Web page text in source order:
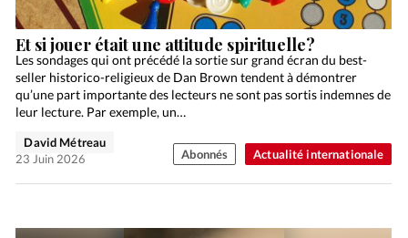
Actualité internationale
Et si jouer était une attitude spirituelle?
Les sondages qui ont précédé la sortie sur grand écran du best-
seller historico-religieux de Dan Brown tendent à démontrer
qu’une part importante des lecteurs ne sont pas sortis indemnes de
leur lecture. Par exemple, un…
David Métreau
23 Juin 2026
Abonnés